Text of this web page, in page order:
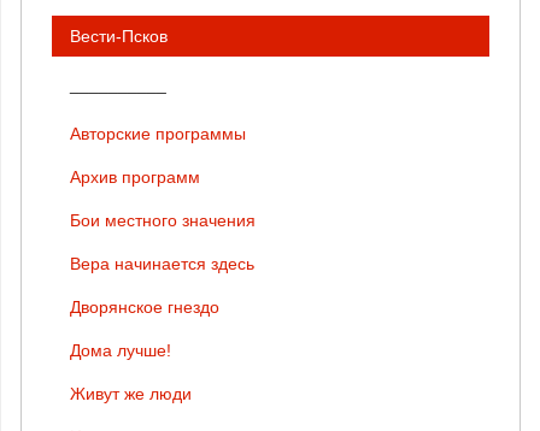
Вести-Псков
Авторские программы
Архив программ
Бои местного значения
Вера начинается здесь
Дворянское гнездо
Дома лучше!
Живут же люди